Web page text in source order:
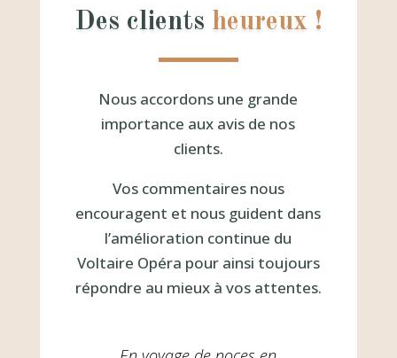
Des clients heureux !
Nous accordons une grande
importance aux avis de nos
clients.
Vos commentaires nous
encouragent et nous guident dans
l’amélioration continue du
Voltaire Opéra pour ainsi toujours
répondre au mieux à vos attentes.